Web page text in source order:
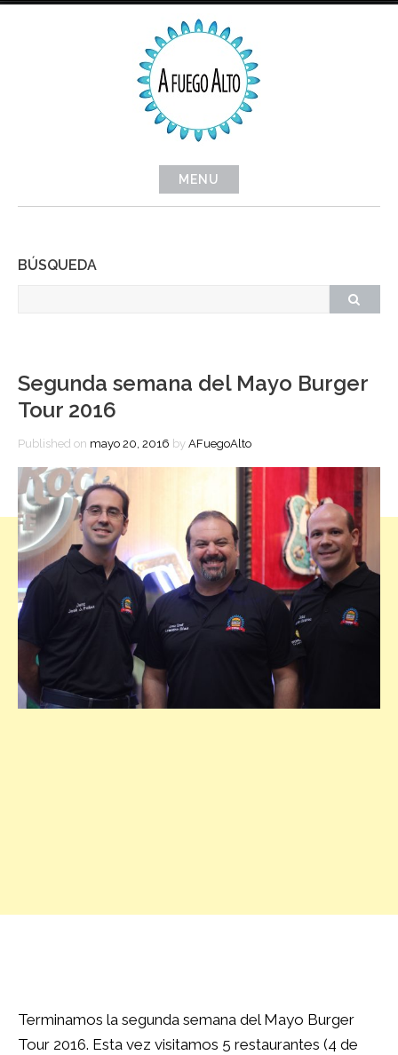
MENU
BÚSQUEDA
Segunda semana del Mayo Burger
Tour 2016
Published on mayo 20, 2016 by AFuegoAlto
Terminamos la segunda semana del Mayo Burger
Tour 2016. Esta vez visitamos 5 restaurantes (4 de